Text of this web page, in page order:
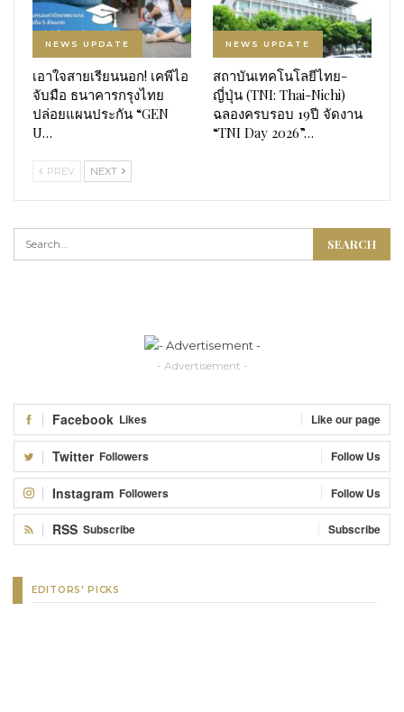
NEWS UPDATE
เอาใจสายเรียนนอก! เคพีไอ
จับมือ ธนาคารกรุงไทย
ปล่อยแผนประกัน “GEN
U…
NEWS UPDATE
สถาบันเทคโนโลยีไทย-
ญี่ปุ่น (TNI: Thai-Nichi)
ฉลองครบรอบ 19ปี จัดงาน
“TNI Day 2026”…
PREV NEXT
- Advertisement -
Facebook Likes Like our page
Twitter Followers Follow Us
Instagram Followers Follow Us
RSS Subscribe Subscribe
EDITORS' PICKS